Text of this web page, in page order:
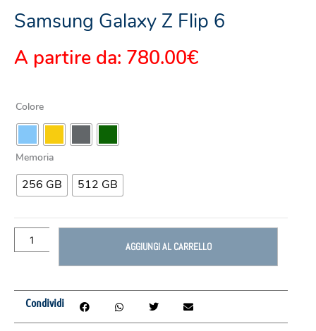
Samsung Galaxy Z Flip 6
A partire da: 780.00€
Colore
Memoria
256 GB 512 GB
Galaxy
Z
6
AGGIUNGI AL CARRELLO
Condividi